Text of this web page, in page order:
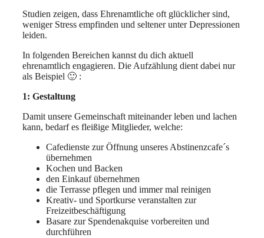
Studien zeigen, dass Ehrenamtliche oft glücklicher sind,
weniger Stress empfinden und seltener unter Depressionen
leiden.
In folgenden Bereichen kannst du dich aktuell
ehrenamtlich engagieren. Die Aufzählung dient dabei nur
als Beispiel 🙂 :
1: Gestaltung
Damit unsere Gemeinschaft miteinander leben und lachen
kann, bedarf es fleißige Mitglieder, welche:
Cafedienste zur Öffnung unseres Abstinenzcafe´s
übernehmen
Kochen und Backen
den Einkauf übernehmen
die Terrasse pflegen und immer mal reinigen
Kreativ- und Sportkurse veranstalten zur
Freizeitbeschäftigung
Basare zur Spendenakquise vorbereiten und
durchführen